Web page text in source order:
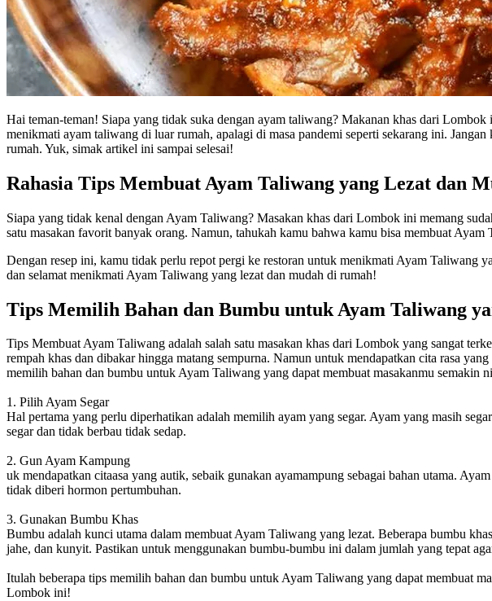
Hai teman-teman! Siapa yang tidak suka dengan ayam taliwang? Makanan khas dari
menikmati ayam taliwang di luar rumah, apalagi di masa pandemi seperti sekarang ini.
rumah. Yuk, simak artikel ini sampai selesai!
Rahasia Tips Membuat Ayam Taliwang yang Lezat dan
Siapa yang tidak kenal dengan Ayam Taliwang? Masakan khas dari Lombok ini memang
satu masakan favorit banyak orang. Namun, tahukah kamu bahwa kamu bisa membuat
Dengan resep ini, kamu tidak perlu repot pergi ke restoran untuk menikmati Ayam Taliwang
dan selamat menikmati Ayam Taliwang yang lezat dan mudah di rumah!
Tips Memilih Bahan dan Bumbu untuk Ayam Taliwang
Tips Membuat Ayam Taliwang adalah salah satu masakan khas dari Lombok yang sangat
rempah khas dan dibakar hingga matang sempurna. Namun untuk mendapatkan cita rasa
memilih bahan dan bumbu untuk Ayam Taliwang yang dapat membuat masakanmu semakin
1. Pilih Ayam Segar
Hal pertama yang perlu diperhatikan adalah memilih ayam yang segar. Ayam yang masih
segar dan tidak berbau tidak sedap.
2. Gun Ayam Kampung
uk mendapatkan citaasa yang autik, sebaik gunakan ayamampung sebagai bahan utama.
tidak diberi hormon pertumbuhan.
3. Gunakan Bumbu Khas
Bumbu adalah kunci utama dalam membuat Ayam Taliwang yang lezat. Beberapa bumbu
jahe, dan kunyit. Pastikan untuk menggunakan bumbu-bumbu ini dalam jumlah yang tepat
Itulah beberapa tips memilih bahan dan bumbu untuk Ayam Taliwang yang dapat membuat
Lombok ini!